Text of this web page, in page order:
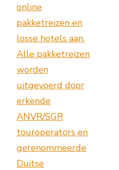
online
pakketreizen en
losse hotels aan.
Alle pakketreizen
worden
uitgevoerd door
erkende
ANVR/SGR
touroperators en
gerenommeerde
Duitse